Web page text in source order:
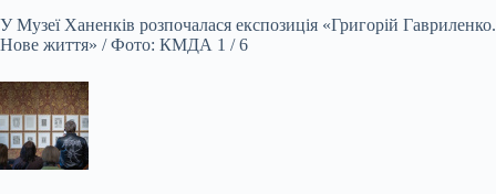
У Музеї Ханенків розпочалася експозиція «Григорій Гавриленко.
Нове життя» / Фото: КМДА 1 / 6